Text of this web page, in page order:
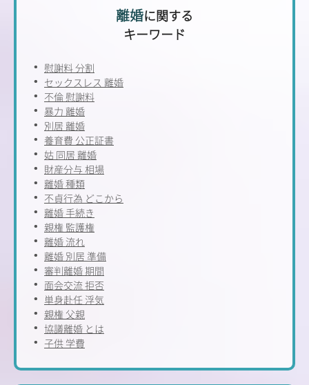
離婚に関する
キーワード
慰謝料 分割
セックスレス 離婚
不倫 慰謝料
暴力 離婚
別居 離婚
養育費 公正証書
姑 同居 離婚
財産分与 相場
離婚 種類
不貞行為 どこから
離婚 手続き
親権 監護権
離婚 流れ
離婚 別居 準備
審判離婚 期間
面会交流 拒否
単身赴任 浮気
親権 父親
協議離婚 とは
子供 学費